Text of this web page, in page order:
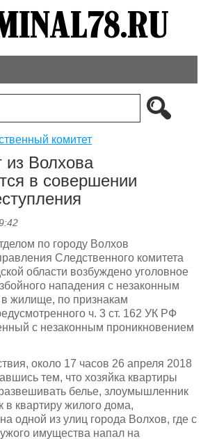
комитет
из Волхова
в совершении
по городу Волхов
Следственного комитета
области возбуждено уголовное
нападения с незаконным
жилище, по признакам
ч. 3 ст. 162 УК РФ
с незаконным проникновением
около 17 часов 26 апреля 2018
тем, что хозяйка квартиры
белье, злоумышленник
в квартиру жилого дома,
одной из улиц города Волхов, где с
имущества напал на